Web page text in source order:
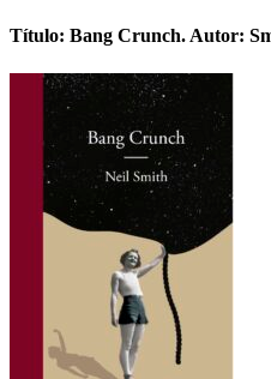
Título: Bang Crunch. Autor: